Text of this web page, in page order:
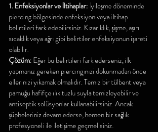
1. Enfeksiyonlar ve İltihaplar: İyileşme döneminde
piercing bölgesinde enfeksiyon veya iltihap
belirtileri fark edebilirsiniz. Kızarıklık, şişme, aşırı
sıcaklık veya ağrı gibi belirtiler enfeksiyonun işareti
olabilir.
Çözüm: Eğer bu belirtileri fark ederseniz, ilk
yapmanız gereken piercinginizi dokunmadan önce
ellerinizi yıkamak olmalıdır. Temiz bir tülbent veya
pamuğu hafifçe ılık tuzlu suyla temizleyebilir ve
antiseptik solüsyonlar kullanabilirsiniz. Ancak
şüpheleriniz devam ederse, hemen bir sağlık
profesyoneli ile iletişime geçmelisiniz.